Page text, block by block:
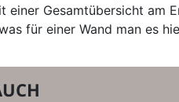
einer Gesamtübersicht am
für einer Wand man es